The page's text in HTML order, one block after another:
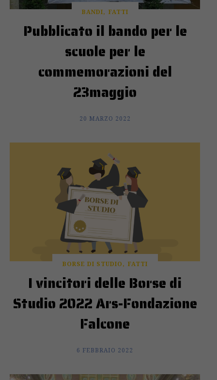
BANDI FATTI
Pubblicato il bando per le
scuole per le
commemorazioni del
23maggio
20 MARZO 2022
BORSE DI STUDIO FATTI
I vincitori delle Borse di
Studio 2022 Ars-Fondazione
Falcone
6 FEBBRAIO 2022